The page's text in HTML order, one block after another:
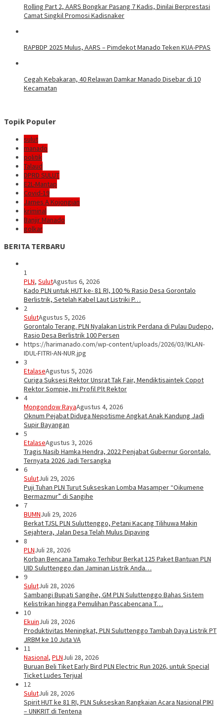
Rolling Part 2, AARS Bongkar Pasang 7 Kadis, Dinilai Berprestasi
Camat Singkil Promosi Kadisnaker
RAPBDP 2025 Mulus, AARS – Pimdekot Manado Teken KUA-PPAS
Cegah Kebakaran, 40 Relawan Damkar Manado Disebar di 10
Kecamatan
Topik Populer
sulut
manado
politik
Talaud
DPRD SULUT
E2L-Mantap
Covid-19
James A Kojongian
kriminal
Banjir Manado
golkar
BERITA TERBARU
1
PLN, SulutAgustus 6, 2026
Kado PLN untuk HUT ke- 81 RI, 100 % Rasio Desa Gorontalo
Berlistrik, Setelah Kabel Laut Listriki P…
2
SulutAgustus 5, 2026
Gorontalo Terang. PLN Nyalakan Listrik Perdana di Pulau Dudepo,
Rasio Desa Berlistrik 100 Persen
https://harimanado.com/wp-content/uploads/2026/03/IKLAN-
IDUL-FITRI-AN-NUR.jpg
3
EtalaseAgustus 5, 2026
Curiga Suksesi Rektor Unsrat Tak Fair, Mendiktisaintek Copot
Rektor Sompie, Ini Profil Plt Rektor
4
Mongondow RayaAgustus 4, 2026
Oknum Pejabat Diduga Nepotisme Angkat Anak Kandung Jadi
Supir Bayangan
5
EtalaseAgustus 3, 2026
Tragis Nasib Hamka Hendra, 2022 Penjabat Gubernur Gorontalo.
Ternyata 2026 Jadi Tersangka
6
SulutJuli 29, 2026
Puji Tuhan PLN Turut Sukseskan Lomba Masamper “Oikumene
Bermazmur” di Sangihe
7
BUMNJuli 29, 2026
Berkat TJSL PLN Suluttenggo, Petani Kacang Tilihuwa Makin
Sejahtera, Jalan Desa Telah Mulus Dipaving
8
PLNJuli 28, 2026
Korban Bencana Tamako Terhibur Berkat 125 Paket Bantuan PLN
UID Suluttenggo dan Jaminan Listrik Anda…
9
SulutJuli 28, 2026
Sambangi Bupati Sangihe, GM PLN Suluttenggo Bahas Sistem
Kelistrikan hingga Pemulihan Pascabencana T…
10
EkuinJuli 28, 2026
Produktivitas Meningkat, PLN Suluttenggo Tambah Daya Listrik PT
JRBM ke 10 Juta VA
11
Nasional, PLNJuli 28, 2026
Buruan Beli Tiket Early Bird PLN Electric Run 2026, untuk Special
Ticket Ludes Terjual
12
SulutJuli 28, 2026
Spirit HUT ke 81 RI, PLN Sukseskan Rangkaian Acara Nasional PIKI
– UNKRIT di Tentena